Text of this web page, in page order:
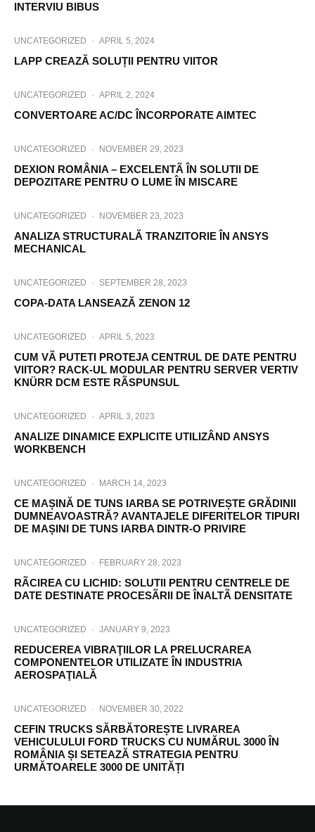
INTERVIU BIBUS
UNCATEGORIZED · APRIL 5, 2024
LAPP CREAZĂ SOLUȚII PENTRU VIITOR
UNCATEGORIZED · APRIL 2, 2024
CONVERTOARE AC/DC ÎNCORPORATE AIMTEC
UNCATEGORIZED · NOVEMBER 29, 2023
DEXION ROMÂNIA – EXCELENTÃ ÎN SOLUTII DE
DEPOZITARE PENTRU O LUME ÎN MISCARE
UNCATEGORIZED · NOVEMBER 23, 2023
ANALIZA STRUCTURALĂ TRANZITORIE ÎN ANSYS
MECHANICAL
UNCATEGORIZED · SEPTEMBER 28, 2023
COPA-DATA LANSEAZĂ ZENON 12
UNCATEGORIZED · APRIL 5, 2023
CUM VÃ PUTETI PROTEJA CENTRUL DE DATE PENTRU
VIITOR? RACK-UL MODULAR PENTRU SERVER VERTIV
KNÜRR DCM ESTE RÃSPUNSUL
UNCATEGORIZED · APRIL 3, 2023
ANALIZE DINAMICE EXPLICITE UTILIZÂND ANSYS
WORKBENCH
UNCATEGORIZED · MARCH 14, 2023
CE MAȘINĂ DE TUNS IARBA SE POTRIVEȘTE GRĂDINII
DUMNEAVOASTRĂ? AVANTAJELE DIFERITELOR TIPURI
DE MAȘINI DE TUNS IARBA DINTR-O PRIVIRE
UNCATEGORIZED · FEBRUARY 28, 2023
RÃCIREA CU LICHID: SOLUTII PENTRU CENTRELE DE
DATE DESTINATE PROCESÃRII DE ÎNALTÃ DENSITATE
UNCATEGORIZED · JANUARY 9, 2023
REDUCEREA VIBRAŢIILOR LA PRELUCRAREA
COMPONENTELOR UTILIZATE ÎN INDUSTRIA
AEROSPAŢIALĂ
UNCATEGORIZED · NOVEMBER 30, 2022
CEFIN TRUCKS SĂRBĂTOREȘTE LIVRAREA
VEHICULULUI FORD TRUCKS CU NUMĂRUL 3000 ÎN
ROMÂNIA ȘI SETEAZĂ STRATEGIA PENTRU
URMĂTOARELE 3000 DE UNITĂȚI